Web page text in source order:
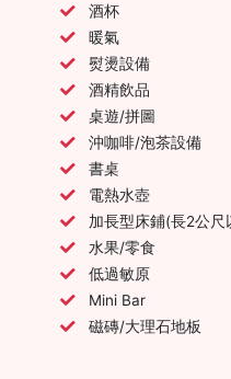
酒杯
暖氣
熨燙設備
酒精飲品
桌遊/拼圖
沖咖啡/泡茶設備
書桌
電熱水壺
加長型床鋪(長2公尺
水果/零食
低過敏原
Mini Bar
磁磚/大理石地板